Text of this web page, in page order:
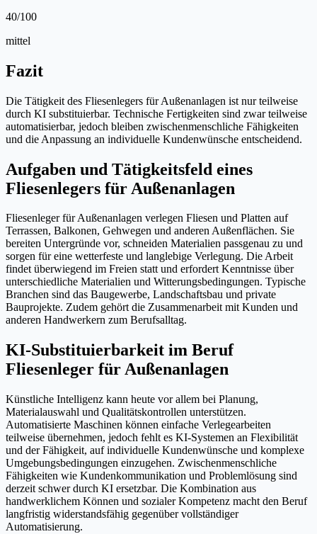
40/100
mittel
Fazit
Die Tätigkeit des Fliesenlegers für Außenanlagen ist nur teilweise
durch KI substituierbar. Technische Fertigkeiten sind zwar teilweise
automatisierbar, jedoch bleiben zwischenmenschliche Fähigkeiten
und die Anpassung an individuelle Kundenwünsche entscheidend.
Aufgaben und Tätigkeitsfeld eines
Fliesenlegers für Außenanlagen
Fliesenleger für Außenanlagen verlegen Fliesen und Platten auf
Terrassen, Balkonen, Gehwegen und anderen Außenflächen. Sie
bereiten Untergründe vor, schneiden Materialien passgenau zu und
sorgen für eine wetterfeste und langlebige Verlegung. Die Arbeit
findet überwiegend im Freien statt und erfordert Kenntnisse über
unterschiedliche Materialien und Witterungsbedingungen. Typische
Branchen sind das Baugewerbe, Landschaftsbau und private
Bauprojekte. Zudem gehört die Zusammenarbeit mit Kunden und
anderen Handwerkern zum Berufsalltag.
KI-Substituierbarkeit im Beruf
Fliesenleger für Außenanlagen
Künstliche Intelligenz kann heute vor allem bei Planung,
Materialauswahl und Qualitätskontrollen unterstützen.
Automatisierte Maschinen können einfache Verlegearbeiten
teilweise übernehmen, jedoch fehlt es KI-Systemen an Flexibilität
und der Fähigkeit, auf individuelle Kundenwünsche und komplexe
Umgebungsbedingungen einzugehen. Zwischenmenschliche
Fähigkeiten wie Kundenkommunikation und Problemlösung sind
derzeit schwer durch KI ersetzbar. Die Kombination aus
handwerklichem Können und sozialer Kompetenz macht den Beruf
langfristig widerstandsfähig gegenüber vollständiger
Automatisierung.